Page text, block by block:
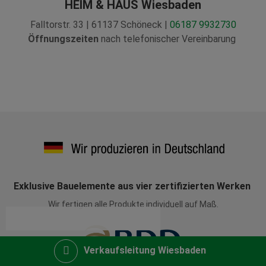
HEIM & HAUS Wiesbaden
Falltorstr. 33 | 61137 Schöneck | 06187 9932730
Öffnungszeiten nach telefonischer Vereinbarung
Exklusive Bauelemente aus vier zertifizierten Werken
Wir fertigen alle Produkte individuell auf Maß.
Verkaufsleitung Wiesbaden